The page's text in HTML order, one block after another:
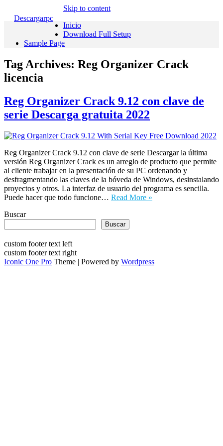
Descargarpc
Skip to content
Inicio
Download Full Setup
Sample Page
Tag Archives: Reg Organizer Crack
licencia
Reg Organizer Crack 9.12 con clave de
serie Descarga gratuita 2022
Reg Organizer Crack 9.12 con clave de serie Descargar la última
versión Reg Organizer Crack es un arreglo de producto que permite
al cliente trabajar en la presentación de su PC ordenando y
desfragmentando las claves de la bóveda de Windows, desinstalando
proyectos y otros. La interfaz de usuario del programa es sencilla.
Puede hacer que todo funcione… Read More »
Buscar
Buscar
custom footer text left
custom footer text right
Iconic One Pro Theme | Powered by Wordpress